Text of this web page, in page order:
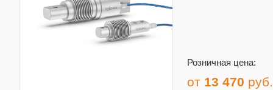
Розничная цена:
от 13 470 руб.